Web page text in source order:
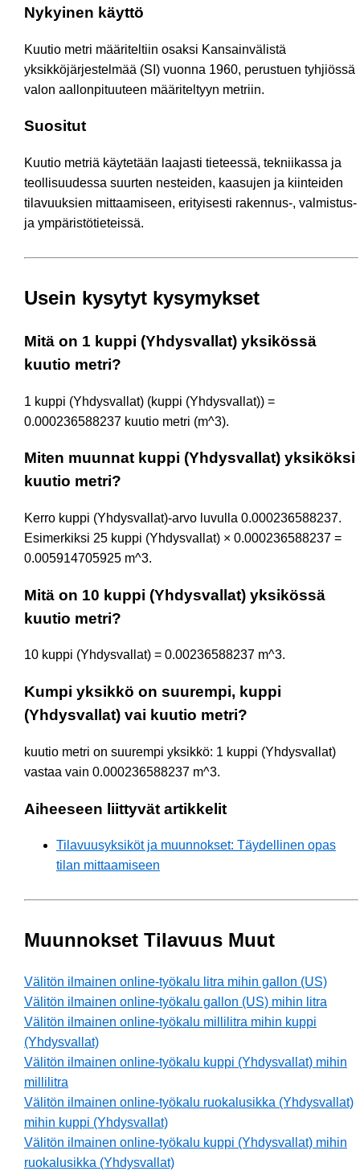
Nykyinen käyttö
Kuutio metri määriteltiin osaksi Kansainvälistä
yksikköjärjestelmää (SI) vuonna 1960, perustuen tyhjiössä
valon aallonpituuteen määriteltyyn metriin.
Suositut
Kuutio metriä käytetään laajasti tieteessä, tekniikassa ja
teollisuudessa suurten nesteiden, kaasujen ja kiinteiden
tilavuuksien mittaamiseen, erityisesti rakennus-, valmistus-
ja ympäristötieteissä.
Usein kysytyt kysymykset
Mitä on 1 kuppi (Yhdysvallat) yksikössä
kuutio metri?
1 kuppi (Yhdysvallat) (kuppi (Yhdysvallat)) =
0.000236588237 kuutio metri (m^3).
Miten muunnat kuppi (Yhdysvallat) yksiköksi
kuutio metri?
Kerro kuppi (Yhdysvallat)-arvo luvulla 0.000236588237.
Esimerkiksi 25 kuppi (Yhdysvallat) × 0.000236588237 =
0.005914705925 m^3.
Mitä on 10 kuppi (Yhdysvallat) yksikössä
kuutio metri?
10 kuppi (Yhdysvallat) = 0.00236588237 m^3.
Kumpi yksikkö on suurempi, kuppi
(Yhdysvallat) vai kuutio metri?
kuutio metri on suurempi yksikkö: 1 kuppi (Yhdysvallat)
vastaa vain 0.000236588237 m^3.
Aiheeseen liittyvät artikkelit
Tilavuusyksiköt ja muunnokset: Täydellinen opas
tilan mittaamiseen
Muunnokset Tilavuus Muut
Välitön ilmainen online-työkalu litra mihin gallon (US)
Välitön ilmainen online-työkalu gallon (US) mihin litra
Välitön ilmainen online-työkalu millilitra mihin kuppi
(Yhdysvallat)
Välitön ilmainen online-työkalu kuppi (Yhdysvallat) mihin
millilitra
Välitön ilmainen online-työkalu ruokalusikka (Yhdysvallat)
mihin kuppi (Yhdysvallat)
Välitön ilmainen online-työkalu kuppi (Yhdysvallat) mihin
ruokalusikka (Yhdysvallat)